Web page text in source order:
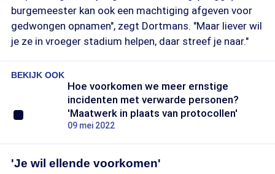
burgemeester kan ook een machtiging afgeven voor
gedwongen opnamen", zegt Dortmans. "Maar liever wil
je ze in vroeger stadium helpen, daar streef je naar."
BEKIJK OOK
Hoe voorkomen we meer ernstige
incidenten met verwarde personen?
'Maatwerk in plaats van protocollen'
09 mei 2022
'Je wil ellende voorkomen'